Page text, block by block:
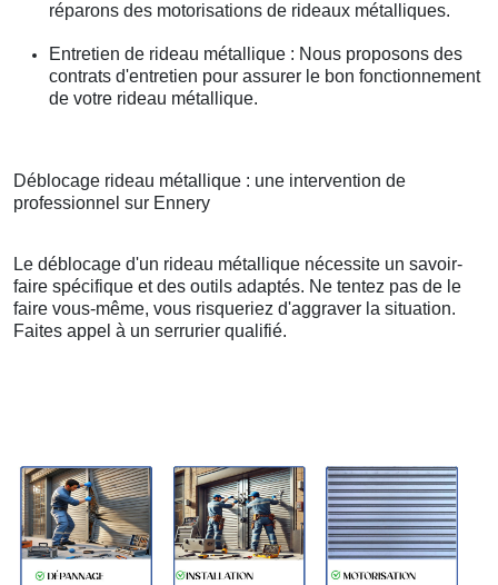
réparons des motorisations de rideaux métalliques.
Entretien de rideau métallique : Nous proposons des
contrats d'entretien pour assurer le bon fonctionnement
de votre rideau métallique.
Déblocage rideau métallique : une intervention de
professionnel sur Ennery
Le déblocage d'un rideau métallique nécessite un savoir-
faire spécifique et des outils adaptés. Ne tentez pas de le
faire vous-même, vous risqueriez d'aggraver la situation.
Faites appel à un serrurier qualifié.